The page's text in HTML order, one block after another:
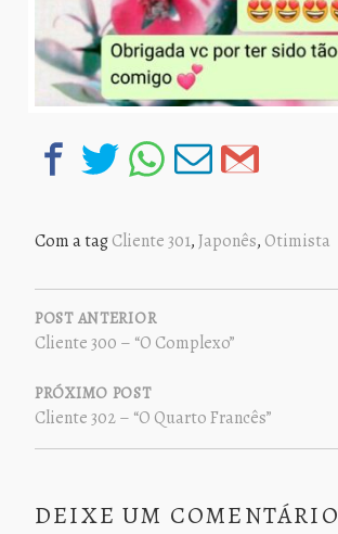
Com a tagCliente 301,Japonês, Otimista
NAVEGAÇÃO
DE
POST
POST ANTERIOR
Cliente 300 – “O Complexo”
PRÓXIMO POST
Cliente 302 – “O Quarto Francês”
DEIXE UM COMENTÁRIO